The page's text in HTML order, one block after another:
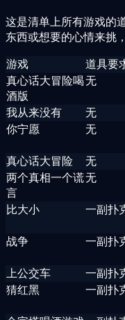
这是清单上所有游戏的
东西或想要的心情来挑
游戏
道具要
真心话大冒险喝
酒版
无
我从来没有 无
你宁愿
无
真心话大冒险 无
两个真相一个谎
言
无
比大小 一副扑
战争 一副扑
上公交车 一副扑
猜红黑
一副扑